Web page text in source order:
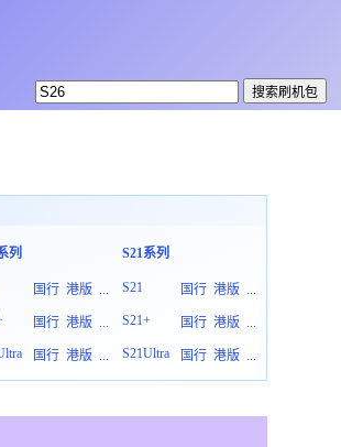
列
国行 港版 ...
国行 港版 ...
国行 港版 ...
S21系列
S21 国行 港版 ...
S21+
国行 港版 ...
S21Ultra
国行 港版 ...